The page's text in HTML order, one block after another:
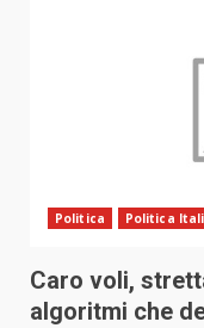
Politica Politica
Caro voli,
algoritmi che